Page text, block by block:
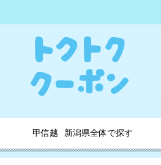
甲信越 新潟県全体で探す